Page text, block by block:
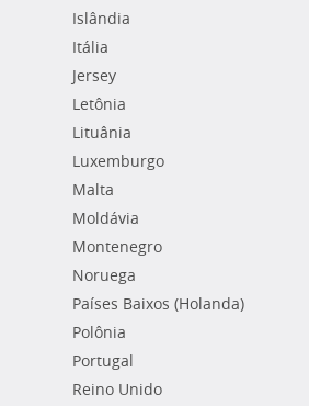
Islândia
Itália
Jersey
Letônia
Lituânia
Luxemburgo
Malta
Moldávia
Montenegro
Noruega
Países Baixos (Holanda)
Polônia
Portugal
Reino Unido